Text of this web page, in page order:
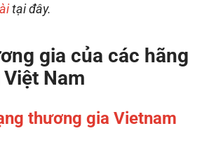
tại đây.
gia của các hãng
Nam
thương gia Vietnam